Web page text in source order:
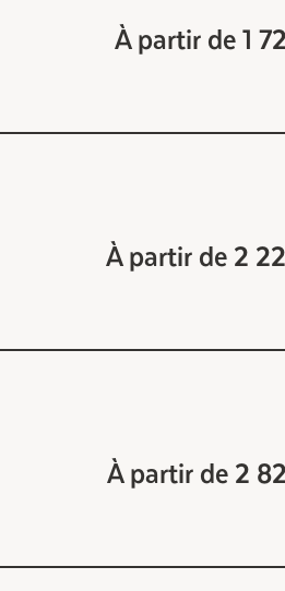
À partir de 1
À partir de 2
À partir de 2